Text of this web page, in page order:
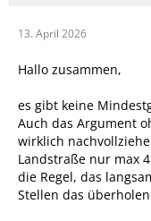
13. April 2026
Hallo zusammen,
es gibt keine
Auch das Argument
wirklich
Landstraße nur max
die Regel, das
Stellen das